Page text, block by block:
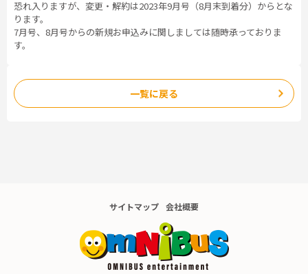
恐れ入りますが、変更・解約は2023年9月号（8月末到着分）からとな
ります。
7月号、8月号からの新規お申込みに関しましては随時承っておりま
す。
一覧に戻る
サイトマップ 会社概要